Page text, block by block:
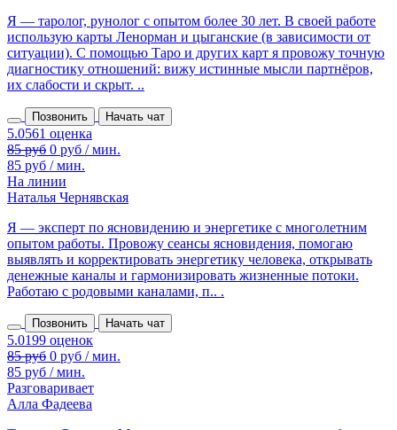
Я — таролог, рунолог с опытом более 30 лет. В своей работе
использую карты Ленорман и цыганские (в зависимости от
ситуации). С помощью Таро и других карт я провожу точную
диагностику отношений: вижу истинные мысли партнёров,
их слабости и скрыт. ..
Позвонить Начать чат
85 руб 0 руб / мин.
85 руб / мин.
На линии
Наталья Чернявская
Я — эксперт по ясновидению и энергетике с многолетним
опытом работы. Провожу сеансы ясновидения, помогаю
выявлять и корректировать энергетику человека, открывать
денежные каналы и гармонизировать жизненные потоки.
Работаю с родовыми каналами, п.. .
Позвонить Начать чат
85 руб 0 руб / мин.
85 руб / мин.
Разговаривает
Алла Фадеева